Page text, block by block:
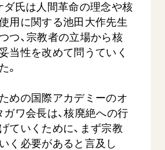
爆の子」として生きた80年
ダ氏は人間革命の理念や核
用に関する池田大作先生
つ、宗教者の立場から核
当性を改めて問うていく
。
めの国際アカデミーのオ
ガワ会長は、核廃絶への行
ていくために、まず宗教
く必要があると言及し